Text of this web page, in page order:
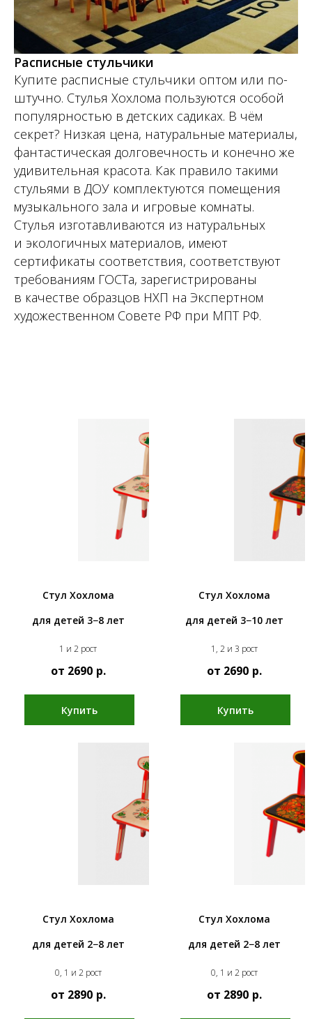
Расписные стульчики
Купите расписные стульчики оптом или по-
штучно. Стулья Хохлома пользуются особой
популярностью в детских садиках. В чём
секрет? Низкая цена, натуральные материалы,
фантастическая долговечность и конечно же
удивительная красота. Как правило такими
стульями в ДОУ комплектуются помещения
музыкального зала и игровые комнаты.
Стулья изготавливаются из натуральных
и экологичных материалов, имеют
сертификаты соответствия, соответствуют
требованиям ГОСТа, зарегистрированы
в качестве образцов НХП на Экспертном
художественном Совете РФ при МПТ РФ.
Стул Хохлома
для детей 3−8 лет
1 и 2 рост
от 2690 р.
Купить
Стул Хохлома
для детей 3−10 лет
1, 2 и 3 рост
от 2690 р.
Купить
Стул Хохлома
для детей 2−8 лет
0, 1 и 2 рост
от 2890 р.
Стул Хохлома
для детей 2−8 лет
0, 1 и 2 рост
от 2890 р.